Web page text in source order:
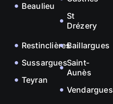
Beaulieu
St
Drézery
Restinclières
Sussargues
Teyran
Baillargues
Saint-
Aunès
Vendargues